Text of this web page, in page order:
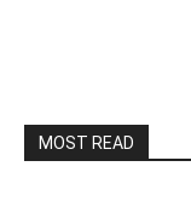
MOST READ